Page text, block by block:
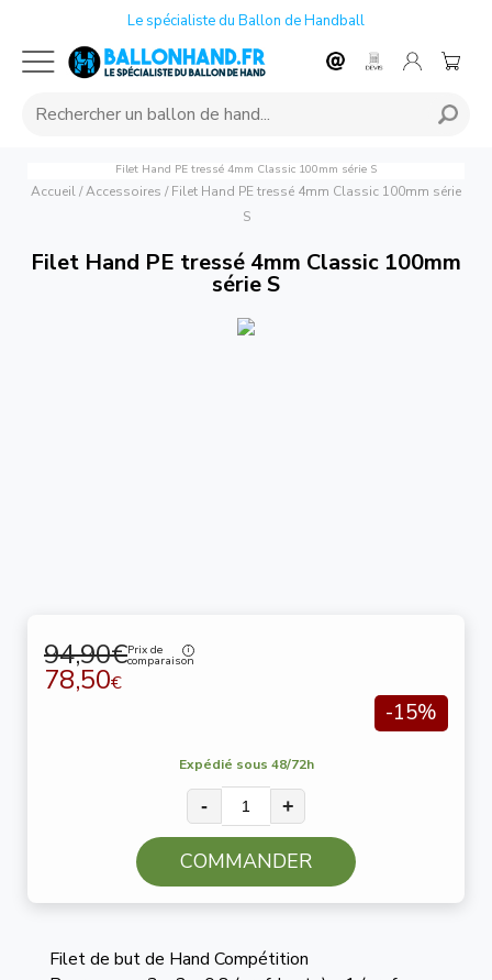
Le spécialiste du Ballon de Handball
Filet Hand PE tressé 4mm Classic 100mm série S
Accueil/Accessoires / Filet Hand PE tressé 4mm Classic 100mm série
S
Filet Hand PE tressé 4mm Classic 100mm
série S
94,90€Prix de
comparaison
78,50€
-15%
Expédié sous 48/72h
- +
COMMANDER
Filet de but de Hand Compétition